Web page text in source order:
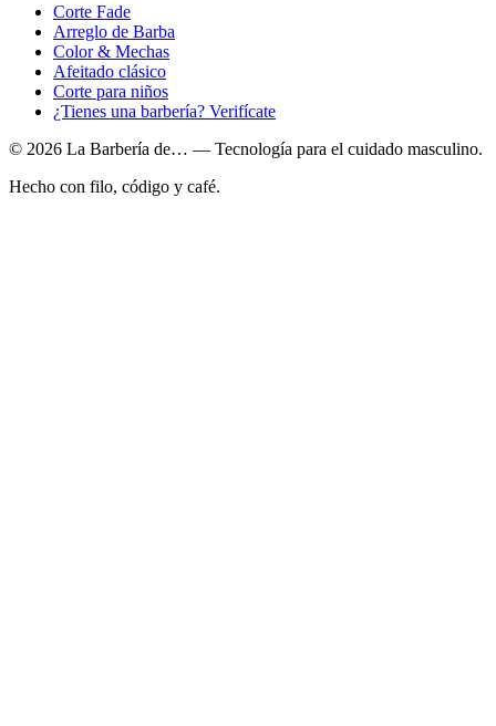
Corte Fade
Arreglo de Barba
Color & Mechas
Afeitado clásico
Corte para niños
¿Tienes una barbería? Verifícate
© 2026 La Barbería de… — Tecnología para el cuidado masculino.
Hecho con filo, código y café.